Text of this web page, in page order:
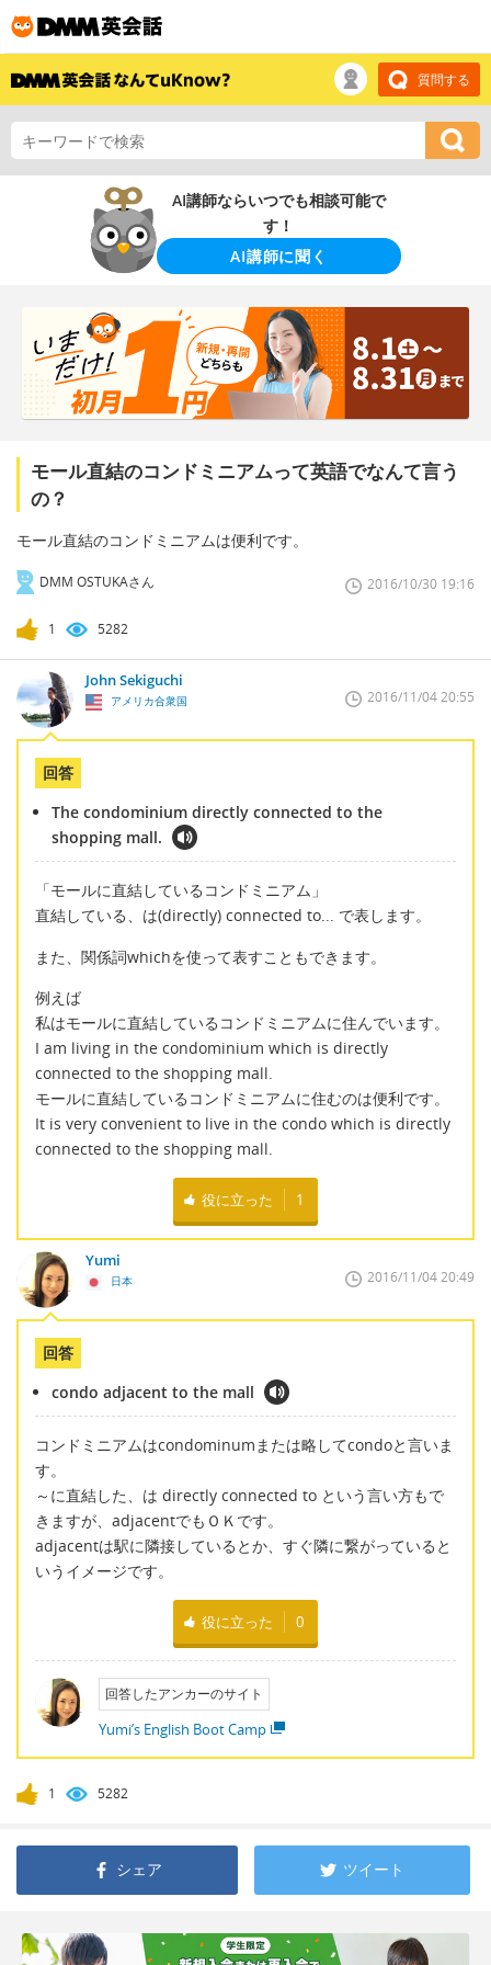
質問する
AI講師ならいつでも相談可能で
す！
AI講師に聞く
モール直結のコンドミニアムって英語でなんて言う
の？
モール直結のコンドミニアムは便利です。
DMM OSTUKAさん 2016/10/30 19:16
1 5282
John Sekiguchi
アメリカ合衆国 2016/11/04 20:55
回答
The condominium directly connected to the
shopping mall.
「モールに直結しているコンドミニアム」
直結している、は(directly) connected to... で表します。
また、関係詞whichを使って表すこともできます。
例えば
私はモールに直結しているコンドミニアムに住んでいます。
I am living in the condominium which is directly
connected to the shopping mall.
モールに直結しているコンドミニアムに住むのは便利です。
It is very convenient to live in the condo which is directly
connected to the shopping mall.
役に立った 1
Yumi
日本 2016/11/04 20:49
回答
condo adjacent to the mall
コンドミニアムはcondominumまたは略してcondoと言いま
す。
～に直結した、は directly connected to という言い方もで
きますが、adjacentでもＯＫです。
adjacentは駅に隣接しているとか、すぐ隣に繋がっていると
いうイメージです。
役に立った 0
回答したアンカーのサイト
Yumi’s English Boot Camp
1 5282
シェア ツイート